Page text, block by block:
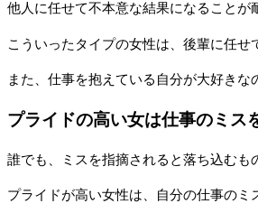
他人に任せて不本意な結果になることが
こういったタイプの女性は、後輩に任せ
また、仕事を抱えている自分が大好き
プライドの高い女は仕事のミス
誰でも、ミスを指摘されると落ち込むも
プライドが高い女性は、自分の仕事のミ